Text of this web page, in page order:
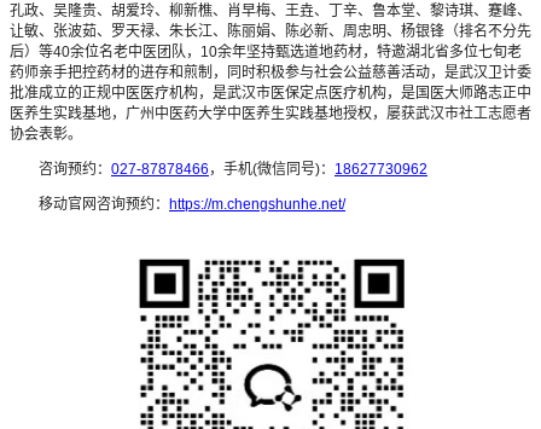
孔政、吴隆贵、胡爱玲、柳新樵、肖早梅、王垚、丁辛、鲁本堂、黎诗琪、蹇峰、
让敏、张波茹、罗天禄、朱长江、陈丽娟、陈必新、周忠明、杨银锋（排名不分先
后）等40余位名老中医团队，10余年坚持甄选道地药材，特邀湖北省多位七旬老
药师亲手把控药材的进存和煎制，同时积极参与社会公益慈善活动，是武汉卫计委
批准成立的正规中医医疗机构，是武汉市医保定点医疗机构，是国医大师路志正中
医养生实践基地，广州中医药大学中医养生实践基地授权，屡获武汉市社工志愿者
协会表彰。
咨询预约： 027-87878466 ，手机(微信同号)： 18627730962
移动官网咨询预约： https://m.chengshunhe.net/